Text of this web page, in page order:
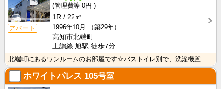
アパート
0円
1R
22㎡
1996年10月
（築29年）
高知市北端町
土讃線 旭駅 徒歩7分
ホワイトパレス 105号室